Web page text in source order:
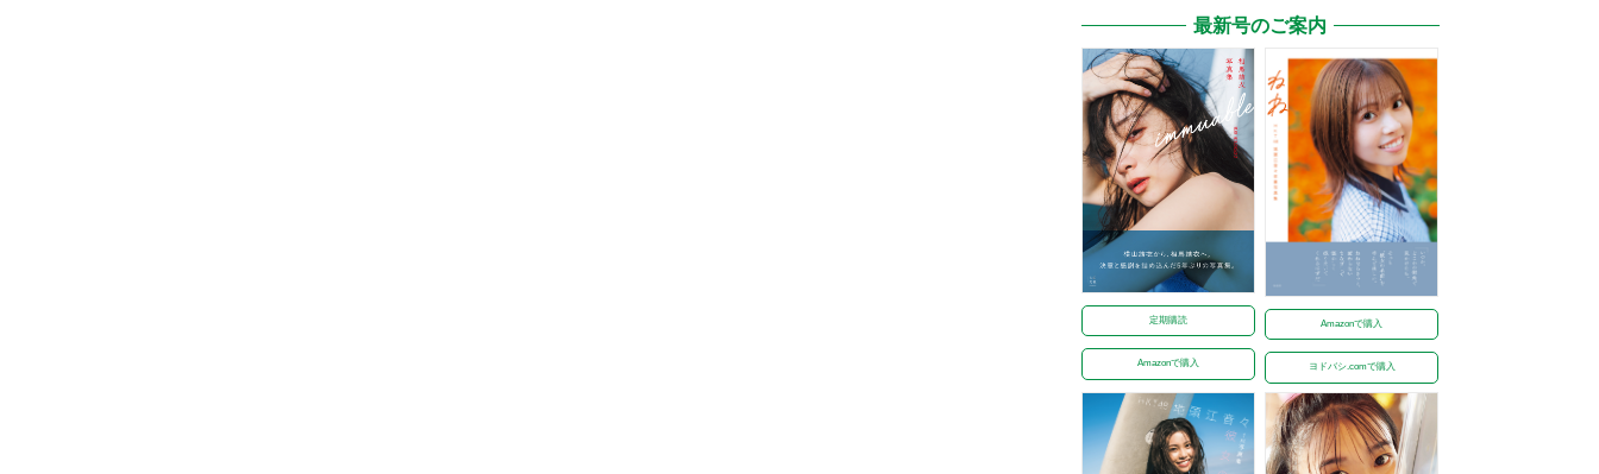
最新号のご案内
定期購読
Amazonで購入
Amazonで購入
ヨドバシ.comで購入